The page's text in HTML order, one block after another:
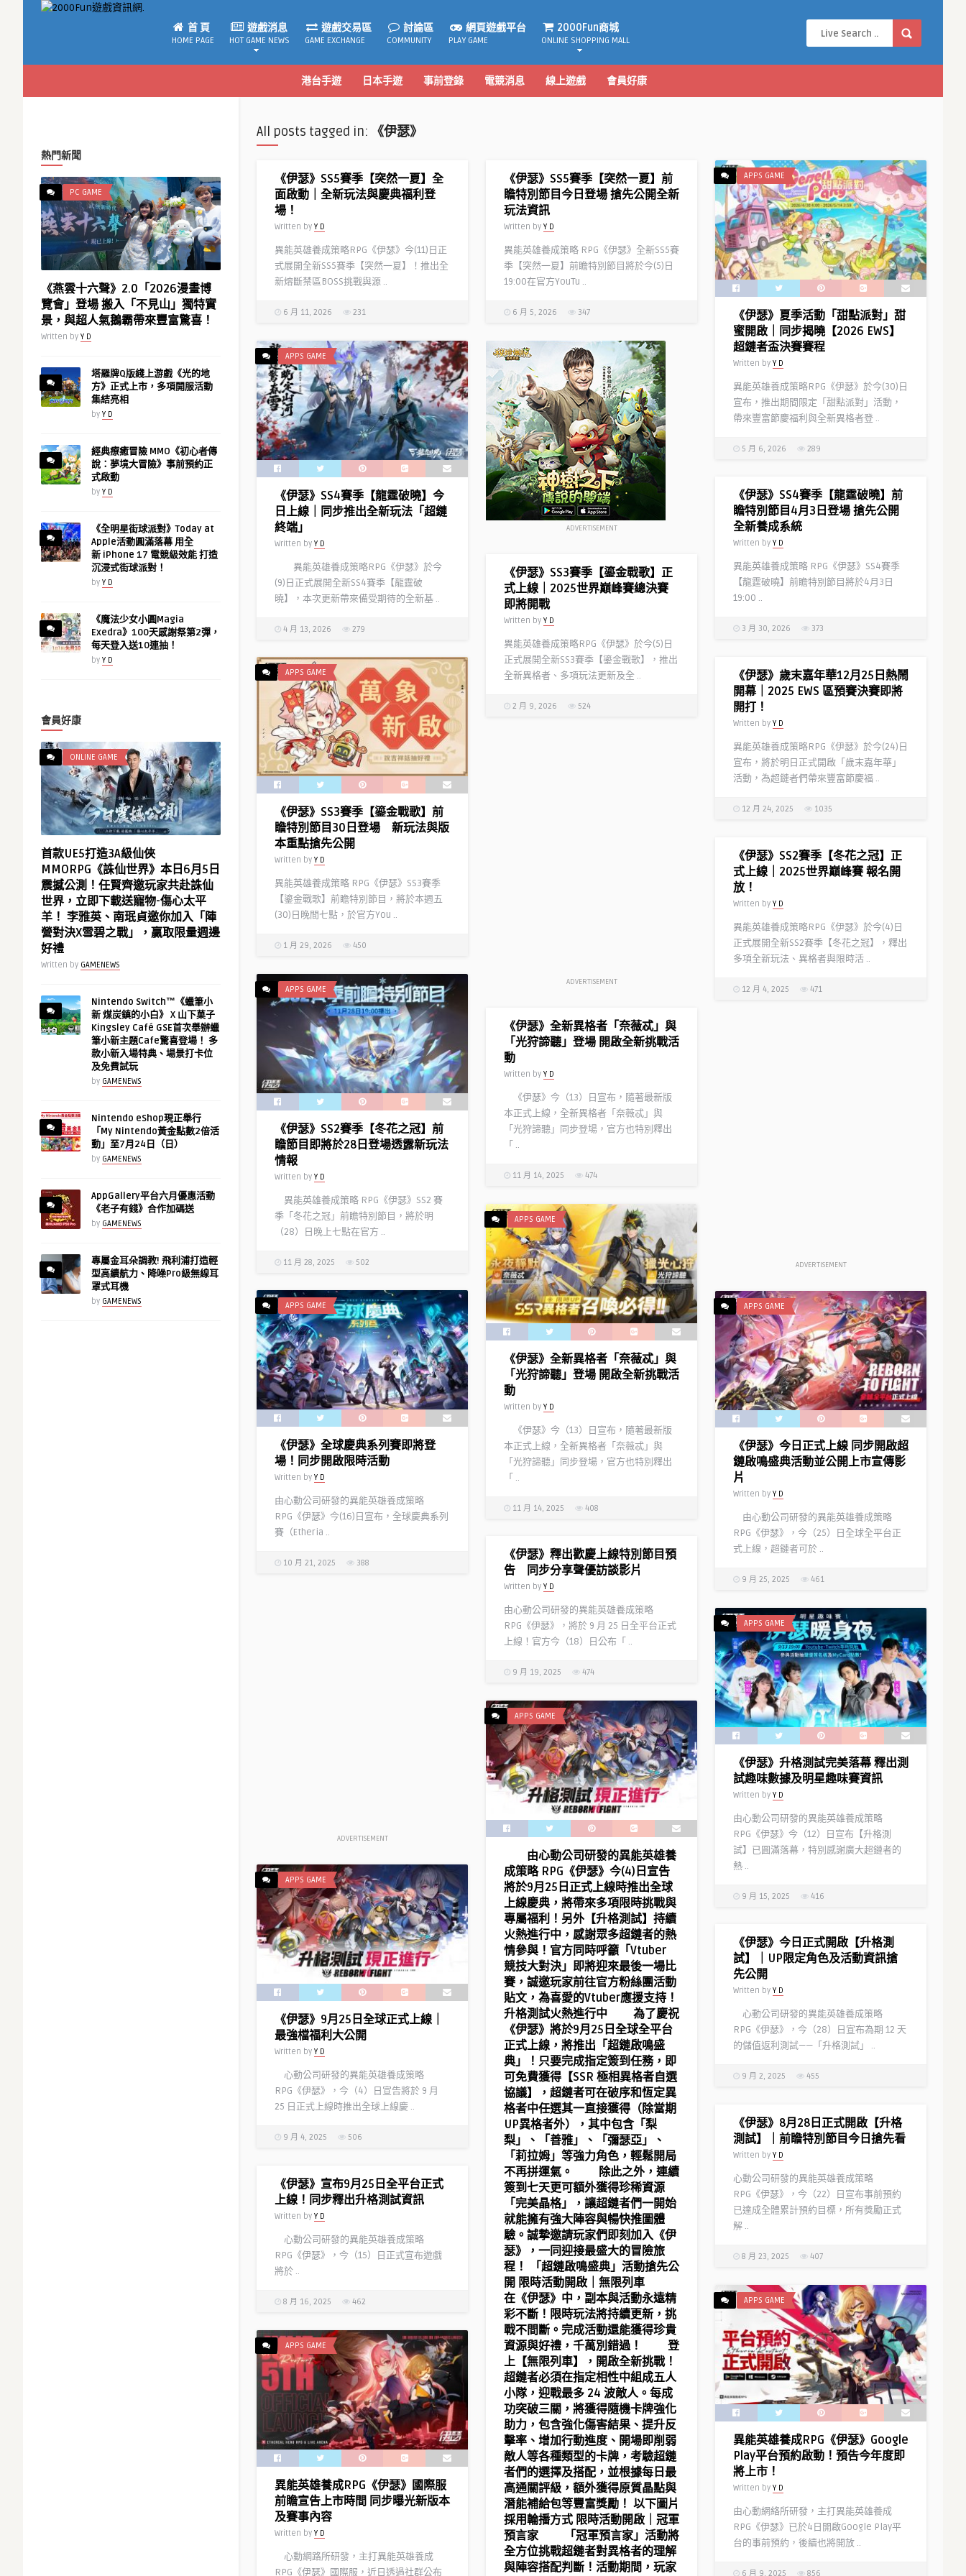
首 頁
HOME PAGE
遊戲消息
HOT GAME NEWS
遊戲交易區
GAME EXCHANGE
討論區
COMMUNITY
網頁遊戲平台
PLAY GAME
2000Fun商城
ONLINE SHOPPING MALL
港台手遊 日本手遊 事前登錄 電競消息 線上遊戲 會員好康
熱門新聞
PC GAME
《燕雲十六聲》2.0「2026漫畫博
覽會」登場 搬入「不見山」獨特實
景，與超人氣鵝霸帶來豐富驚喜！
Written by Y D
塔羅牌Q版綫上游戲《光的地
方》正式上市，多項開服活動
集結亮相
by Y D
經典療癒冒險 MMO《初心者傳
說：夢境大冒險》事前預約正
式啟動
by Y D
《全明星街球派對》Today at
Apple活動圓滿落幕 用全
新 iPhone 17 電競級效能 打造
沉浸式街球派對！
by Y D
《魔法少女小圓Magia
Exedra》100天感謝祭第2彈，
每天登入送10連抽！
by Y D
會員好康
ONLINE GAME
首款UE5打造3A級仙俠
MMORPG《誅仙世界》本日6月5日
震撼公測！任賢齊邀玩家共赴誅仙
世界，立即下載送寵物-傷心太平
羊！ 李雅英、南珉貞邀你加入「陣
營對決X雪碧之戰」，贏取限量週邊
好禮
Written by GAMENEWS
Nintendo Switch™《蠟筆小
新 煤炭鎮的小白》 X 山下菓子
Kingsley Café GSE首次舉辦蠟
筆小新主題Cafe驚喜登場！ 多
款小新入場特典、場景打卡位
及免費試玩
by GAMENEWS
Nintendo eShop現正舉行
「My Nintendo黃金點數2倍活
動」至7月24日（日）
by GAMENEWS
AppGallery平台六月優惠活動
《老子有錢》合作加碼送
by GAMENEWS
專屬金耳朵調教! 飛利浦打造輕
型高續航力、降噪Pro級無線耳
罩式耳機
by GAMENEWS
All posts tagged in: 《伊瑟》
《伊瑟》SS5賽季【突然一夏】全
面啟動｜全新玩法與慶典福利登
場！
Written by Y D
異能英雄養成策略RPG《伊瑟》今(11)日正
式展開全新SS5賽季【突然一夏】！推出全
新熔斷禁區BOSS挑戰與源 ..
6 月 11, 2026 231
《伊瑟》SS5賽季【突然一夏】前
瞻特別節目今日登場 搶先公開全新
玩法資訊
Written by Y D
異能英雄養成策略 RPG《伊瑟》全新SS5賽
季【突然一夏】前瞻特別節目將於今(5)日
19:00在官方YouTu ..
6 月 5, 2026 347
APPS GAME
《伊瑟》夏季活動「甜點派對」甜
蜜開啟｜同步揭曉【2026 EWS】
超鏈者盃決賽賽程
Written by Y D
異能英雄養成策略RPG《伊瑟》於今(30)日
宣布，推出期間限定「甜點派對」活動，
帶來豐富節慶福利與全新異格者登 ..
5 月 6, 2026 289
APPS GAME
《伊瑟》SS4賽季【龍霆破曉】今
日上線｜同步推出全新玩法「超鏈
終端」
Written by Y D
異能英雄養成策略RPG《伊瑟》於今
(9)日正式展開全新SS4賽季【龍霆破
曉】，本次更新帶來備受期待的全新基 ..
4 月 13, 2026 279
ADVERTISEMENT
《伊瑟》SS4賽季【龍霆破曉】前
瞻特別節目4月3日登場 搶先公開
全新養成系統
Written by Y D
異能英雄養成策略 RPG《伊瑟》SS4賽季
【龍霆破曉】前瞻特別節目將於4月3日
19:00 ..
3 月 30, 2026 373
《伊瑟》SS3賽季【鎏金戰歌】正
式上線｜2025世界巔峰賽總決賽
即將開戰
Written by Y D
異能英雄養成策略RPG《伊瑟》於今(5)日
正式展開全新SS3賽季【鎏金戰歌】，推出
全新異格者、多項玩法更新及全 ..
2 月 9, 2026 524
APPS GAME
《伊瑟》SS3賽季【鎏金戰歌】前
瞻特別節目30日登場 新玩法與版
本重點搶先公開
Written by Y D
異能英雄養成策略 RPG《伊瑟》SS3賽季
【鎏金戰歌】前瞻特別節目，將於本週五
(30)日晚間七點，於官方You ..
1 月 29, 2026 450
《伊瑟》歲末嘉年華12月25日熱鬧
開幕｜2025 EWS 區預賽決賽即將
開打！
Written by Y D
異能英雄養成策略RPG《伊瑟》於今(24)日
宣布，將於明日正式開啟「歲末嘉年華」
活動，為超鏈者們帶來豐富節慶福 ..
12 月 24, 2025 1035
ADVERTISEMENT
《伊瑟》SS2賽季【冬花之冠】正
式上線｜2025世界巔峰賽 報名開
放！
Written by Y D
異能英雄養成策略RPG《伊瑟》於今(4)日
正式展開全新SS2賽季【冬花之冠】，釋出
多項全新玩法、異格者與限時活 ..
12 月 4, 2025 471
APPS GAME
《伊瑟》SS2賽季【冬花之冠】前
瞻節目即將於28日登場透露新玩法
情報
Written by Y D
異能英雄養成策略 RPG《伊瑟》SS2 賽
季「冬花之冠」前瞻特別節目，將於明
（28）日晚上七點在官方 ..
11 月 28, 2025 502
《伊瑟》全新異格者「奈薇忒」與
「光狩諦聽」登場 開啟全新挑戰活
動
Written by Y D
《伊瑟》今（13）日宣布，隨著最新版
本正式上線，全新異格者「奈薇忒」與
「光狩諦聽」同步登場，官方也特別釋出
「 ..
11 月 14, 2025 474
ADVERTISEMENT
APPS GAME
《伊瑟》全新異格者「奈薇忒」與
「光狩諦聽」登場 開啟全新挑戰活
動
Written by Y D
《伊瑟》今（13）日宣布，隨著最新版
本正式上線，全新異格者「奈薇忒」與
「光狩諦聽」同步登場，官方也特別釋出
「 ..
11 月 14, 2025 408
APPS GAME
《伊瑟》全球慶典系列賽即將登
場！同步開啟限時活動
Written by Y D
由心動公司研發的異能英雄養成策略
RPG《伊瑟》今(16)日宣布，全球慶典系列
賽（Etheria ..
10 月 21, 2025 388
APPS GAME
《伊瑟》今日正式上線 同步開啟超
鏈啟鳴盛典活動並公開上市宣傳影
片
Written by Y D
由心動公司研發的異能英雄養成策略
RPG《伊瑟》，今（25）日全球全平台正
式上線，超鏈者可於 ..
9 月 25, 2025 461
《伊瑟》釋出歡慶上線特別節目預
告 同步分享聲優訪談影片
Written by Y D
由心動公司研發的異能英雄養成策略
RPG《伊瑟》，將於 9 月 25 日全平台正式
上線！官方今（18）日公布「 ..
9 月 19, 2025 474
ADVERTISEMENT
APPS GAME
《伊瑟》升格測試完美落幕 釋出測
試趣味數據及明星趣味賽資訊
Written by Y D
由心動公司研發的異能英雄養成策略
RPG《伊瑟》今（12）日宣布【升格測
試】已圓滿落幕，特別感謝廣大超鏈者的
熱 ..
9 月 15, 2025 416
APPS GAME
由心動公司研發的異能英雄養
成策略 RPG《伊瑟》今(4)日宣告
將於9月25日正式上線時推出全球
上線慶典，將帶來多項限時挑戰與
專屬福利！另外【升格測試】持續
火熱進行中，感謝眾多超鏈者的熱
情參與！官方同時呼籲「Vtuber
競技大對決」即將迎來最後一場比
賽，誠邀玩家前往官方粉絲團活動
貼文，為喜愛的Vtuber應援支持！
升格測試火熱進行中 為了慶祝
《伊瑟》將於9月25日全球全平台
正式上線，將推出「超鏈啟鳴盛
典」！只要完成指定簽到任務，即
可免費獲得【SSR 極相異格者自選
協議】，超鏈者可在破序和恆定異
格者中任選其一直接獲得（除當期
UP異格者外），其中包含「梨
梨」、「善雅」、「彌瑟亞」、
「莉拉姆」等強力角色，輕鬆開局
不再拼運氣。 除此之外，連續
簽到七天更可額外獲得珍稀資源
「完美晶格」，讓超鏈者們一開始
就能擁有強大陣容與暢快推圖體
驗。誠摯邀請玩家們即刻加入《伊
瑟》，一同迎接最盛大的冒險旅
程！ 「超鏈啟鳴盛典」活動搶先公
開 限時活動開啟｜無限列車
在《伊瑟》中，副本與活動永遠精
彩不斷！限時玩法將持續更新，挑
戰不間斷。完成活動還能獲得珍貴
資源與好禮，千萬別錯過！ 登
上【無限列車】，開啟全新挑戰！
超鏈者必須在指定相性中組成五人
小隊，迎戰最多 24 波敵人。每成
功突破三關，將獲得隨機卡牌強化
助力，包含強化傷害結果、提升反
擊率、增加行動進度、開場即削弱
敵人等各種類型的卡牌，考驗超鏈
者們的選擇及搭配，並根據每日最
高通關評級，額外獲得原質晶點與
潛能補給包等豐富獎勵！ 以下圖片
採用輪播方式 限時活動開啟｜冠軍
預言家 「冠軍預言家」活動將
全方位挑戰超鏈者對異格者的理解
與陣容搭配判斷！活動期間，玩家
APPS GAME
《伊瑟》9月25日全球正式上線｜
最強檔福利大公開
Written by Y D
心動公司研發的異能英雄養成策略
RPG《伊瑟》，今（4）日宣告將於 9 月
25 日正式上線時推出全球上線慶 ..
9 月 4, 2025 506
《伊瑟》今日正式開啟【升格測
試】｜UP限定角色及活動資訊搶
先公開
Written by Y D
心動公司研發的異能英雄養成策略
RPG《伊瑟》，今（28）日宣布為期 12 天
的儲值返利測試——「升格測試」 ..
9 月 2, 2025 455
《伊瑟》8月28日正式開啟【升格
測試】｜前瞻特別節目今日搶先看
Written by Y D
心動公司研發的異能英雄養成策略
RPG《伊瑟》，今（22）日宣布事前預約
已達成全體累計預約目標，所有獎勵正式
解 ..
8 月 23, 2025 407
《伊瑟》宣布9月25日全平台正式
上線！同步釋出升格測試資訊
Written by Y D
心動公司研發的異能英雄養成策略
RPG《伊瑟》，今（15）日正式宣布遊戲
將於 ..
8 月 16, 2025 462 APPS GAME
異能英雄養成RPG《伊瑟》Google
Play平台預約啟動！預告今年度即
將上市！
Written by Y D
由心動網絡所研發，主打異能英雄養成
RPG《伊瑟》已於4日開啟Google Play平
台的事前預約，後續也將開放 ..
6 月 9, 2025 856
APPS GAME
異能英雄養成RPG《伊瑟》國際服
前瞻宣告上市時間 同步曝光新版本
及賽事內容
Written by Y D
心動網路所研發，主打異能英雄養成
RPG《伊瑟》國際服，近日透過社群公布